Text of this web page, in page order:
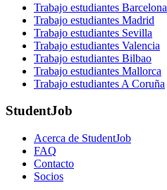
Trabajo estudiantes Barcelona
Trabajo estudiantes Madrid
Trabajo estudiantes Sevilla
Trabajo estudiantes Valencia
Trabajo estudiantes Bilbao
Trabajo estudiantes Mallorca
Trabajo estudiantes A Coruña
StudentJob
Acerca de StudentJob
FAQ
Contacto
Socios